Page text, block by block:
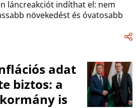
láncreakciót indíthat el: nem
növekedést és óvatosabb
adat
biztos: a
is